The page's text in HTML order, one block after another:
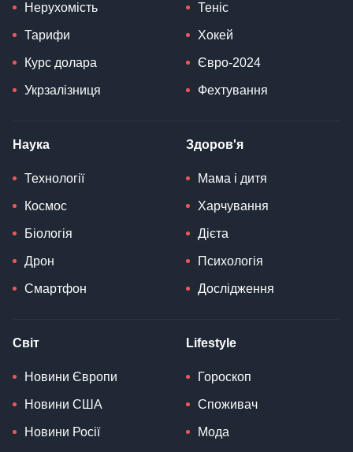
Нерухомість
Тарифи
Курс долара
Укрзалізниця
Теніс
Хокей
Євро-2024
Фехтування
Наука
Технології
Космос
Біологія
Дрон
Смартфон
Здоров'я
Мама і дитя
Харчування
Дієта
Психологія
Дослідження
Світ
Новини Європи
Новини США
Новини Росії
Lifestyle
Гороскоп
Споживач
Мода